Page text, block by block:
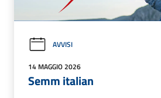
AVVISI
14 MAGGIO 2026
Semm italian